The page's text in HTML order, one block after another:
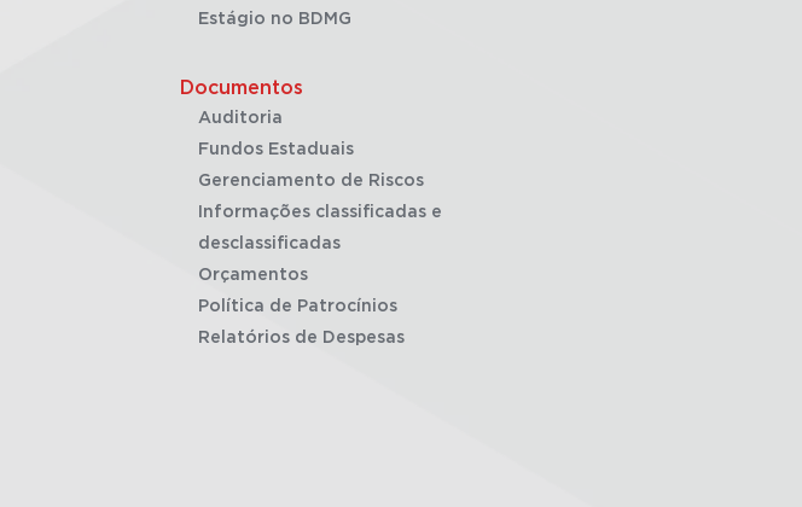
Estágio no BDMG
Documentos
Auditoria
Fundos Estaduais
Gerenciamento de Riscos
Informações classificadas e
desclassificadas
Orçamentos
Política de Patrocínios
Relatórios de Despesas